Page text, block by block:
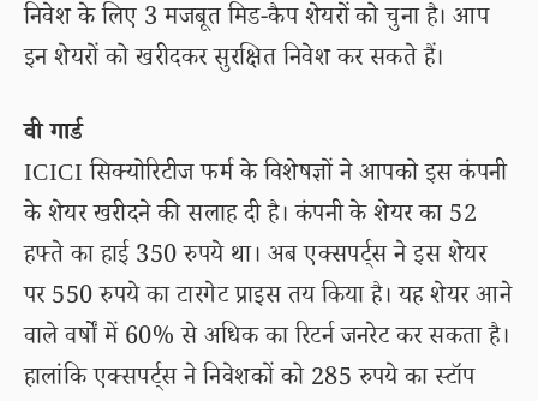
निवेश के लिए 3 मजबूत मिड-कैप शेयरों को चुना है। आप
इन शेयरों को खरीदकर सुरक्षित निवेश कर सकते हैं।
वी गार्ड
ICICI सिक्योरिटीज फर्म के विशेषज्ञों ने आपको इस कंपनी
के शेयर खरीदने की सलाह दी है। कंपनी के शेयर का 52
हफ्ते का हाई 350 रुपये था। अब एक्सपर्ट्स ने इस शेयर
पर 550 रुपये का टारगेट प्राइस तय किया है। यह शेयर आने
वाले वर्षों में 60% से अधिक का रिटर्न जनरेट कर सकता है।
हालांकि एक्सपर्ट्स ने निवेशकों को 285 रुपये का स्टॉप